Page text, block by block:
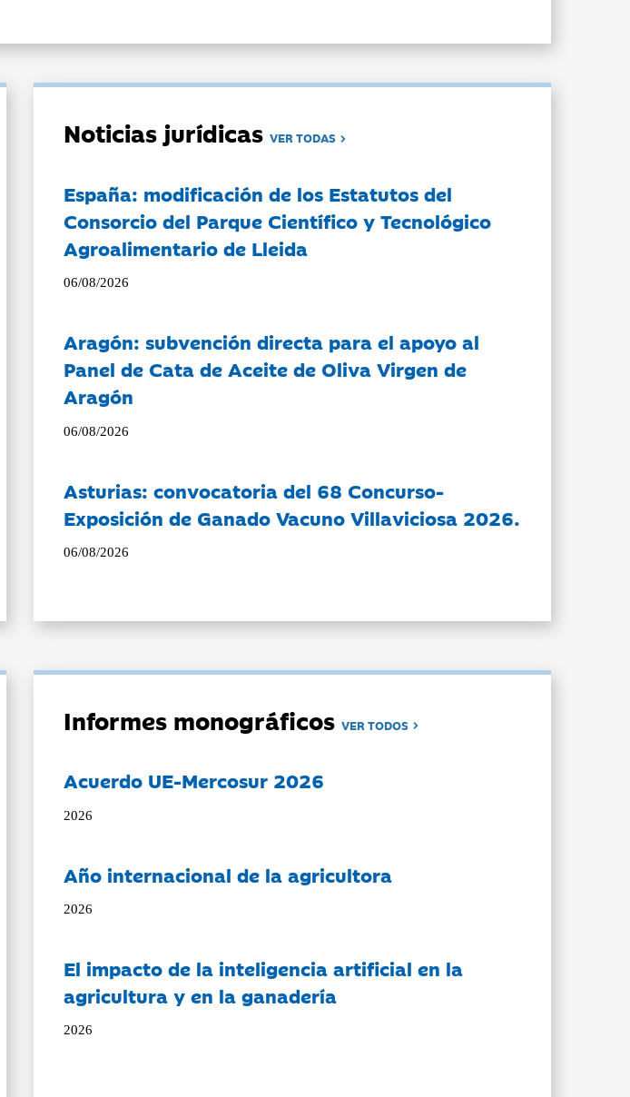
Noticias jurídicasVER TODAS
España: modificación de los Estatutos del
Consorcio del Parque Científico y Tecnológico
Agroalimentario de Lleida
06/08/2026
Aragón: subvención directa para el apoyo al
Panel de Cata de Aceite de Oliva Virgen de
Aragón
06/08/2026
Asturias: convocatoria del 68 Concurso-
Exposición de Ganado Vacuno Villaviciosa 2026.
06/08/2026
Informes monográficosVER TODOS
Acuerdo UE-Mercosur 2026
2026
Año internacional de la agricultora
2026
El impacto de la inteligencia artificial en la
agricultura y en la ganadería
2026